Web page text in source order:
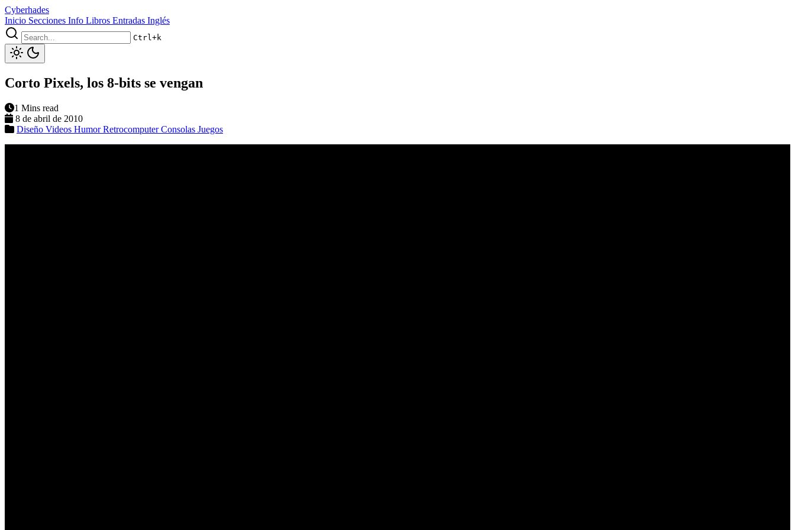
Cyberhades
Inicio Secciones Info Libros Entradas Inglés
Ctrl+k
Corto Pixels, los 8-bits se vengan
1 Mins read
8 de abril de 2010
Diseño Videos HumorRetrocomputerConsolas Juegos